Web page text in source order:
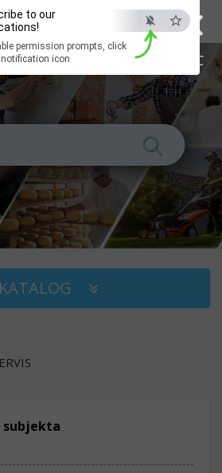
×
ESC
to our
permission prompts, click
icon
KATALOG
subjekta